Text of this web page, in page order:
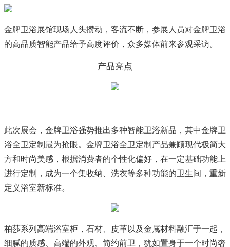
金牌卫浴展馆现场人头攒动，客流不断，参展人员对金牌卫浴
的高品质智能产品给予高度评价，众多媒体前来参观采访。
产品亮点
此次展会，金牌卫浴强势推出多种智能卫浴新品，其中金牌卫
浴全卫定制最为抢眼。金牌卫浴全卫定制产品兼顾现代极简大
方和时尚美感，根据消费者的个性化偏好，在一定基础功能上
进行定制，成为一个集收纳、洗衣等多种功能的卫生间，重新
定义浴室新标准。
柏莎系列高端浴室柜，石材、皮革以及金属材料融汇于一起，
细腻的质感、高端的外观、简约前卫，犹如置身于一个时尚奢